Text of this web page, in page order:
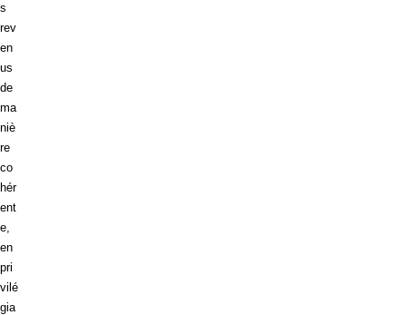
s
rev
en
us
de
ma
niè
re
co
hér
ent
e,
en
pri
vilé
gia